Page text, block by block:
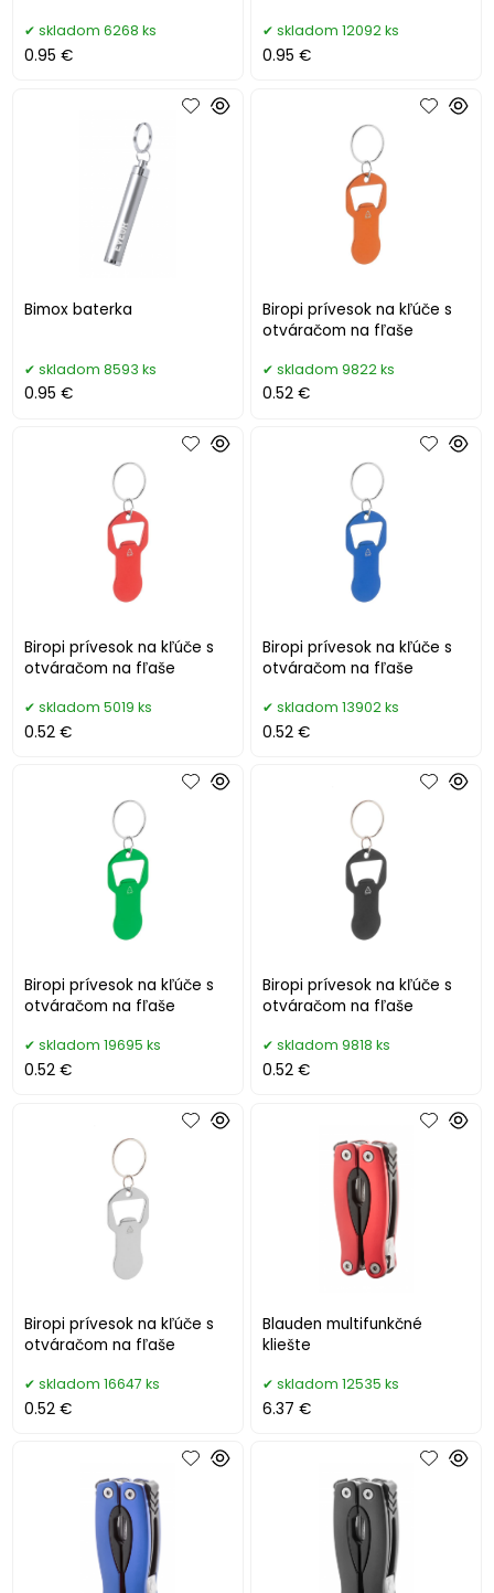
skladom 6268 ks
0.95 €
skladom 12092 ks
0.95 €
Bimox baterka
skladom 8593 ks
0.95 €
Biropi prívesok na kľúče s
otváračom na fľaše
skladom 9822 ks
0.52 €
Biropi prívesok na kľúče s
otváračom na fľaše
skladom 5019 ks
0.52 €
Biropi prívesok na kľúče s
otváračom na fľaše
skladom 13902 ks
0.52 €
Biropi prívesok na kľúče s
otváračom na fľaše
skladom 19695 ks
0.52 €
Biropi prívesok na kľúče s
otváračom na fľaše
skladom 9818 ks
0.52 €
Biropi prívesok na kľúče s
otváračom na fľaše
skladom 16647 ks
0.52 €
Blauden multifunkčné
kliešte
skladom 12535 ks
6.37 €